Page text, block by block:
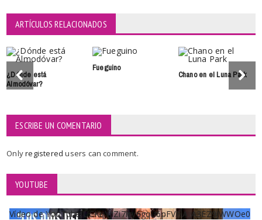
ARTÍCULOS RELACIONADOS
¿Dónde está
Almodóvar?
Fueguino
Chano en el Luna Park
ESCRIBE UN COMENTARIO
Onlyregisteredusers can comment.
YOUTUBE
Vídeo de YouTube UCKqYjiZi7lzy6gqU6pFVFiA_A3EZ9JWWOe0